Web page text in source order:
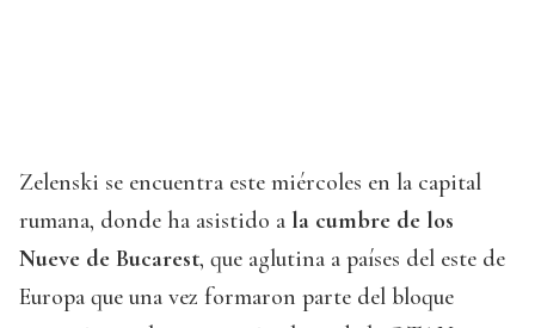
Zelenski se encuentra este miércoles en la capital
rumana, donde ha asistido a la cumbre de los
Nueve de Bucarest, que aglutina a países del este de
Europa que una vez formaron parte del bloque